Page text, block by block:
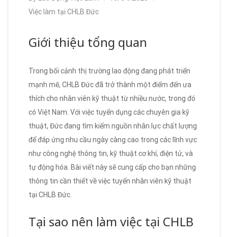
Việc làm tại CHLB Đức
Giới thiệu tổng quan
Trong bối cảnh thị trường lao động đang phát triển
mạnh mẽ, CHLB Đức đã trở thành một điểm đến ưa
thích cho nhân viên kỹ thuật từ nhiều nước, trong đó
có Việt Nam. Với việc tuyển dụng các chuyên gia kỹ
thuật, Đức đang tìm kiếm nguồn nhân lực chất lượng
để đáp ứng nhu cầu ngày càng cao trong các lĩnh vực
như công nghệ thông tin, kỹ thuật cơ khí, điện tử, và
tự động hóa. Bài viết này sẽ cung cấp cho bạn những
thông tin cần thiết về việc tuyển nhân viên kỹ thuật
tại CHLB Đức.
Tại sao nên làm việc tại CHLB